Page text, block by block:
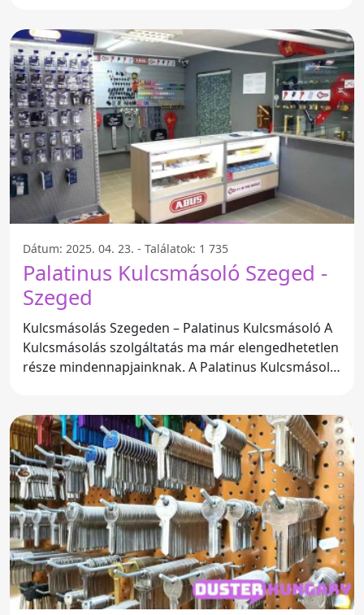
Dátum: 2025. 04. 23. - Találatok: 1 735
Palatinus Kulcsmásoló Szeged -
Szeged
Kulcsmásolás Szegeden – Palatinus Kulcsmásoló A
Kulcsmásolás szolgáltatás ma már elengedhetetlen
része mindennapjainknak. A Palatinus Kulcsmásoló